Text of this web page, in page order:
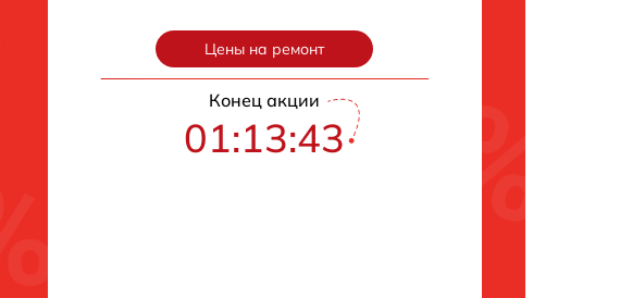
Цены на ремонт
Конец акции
01:13:42